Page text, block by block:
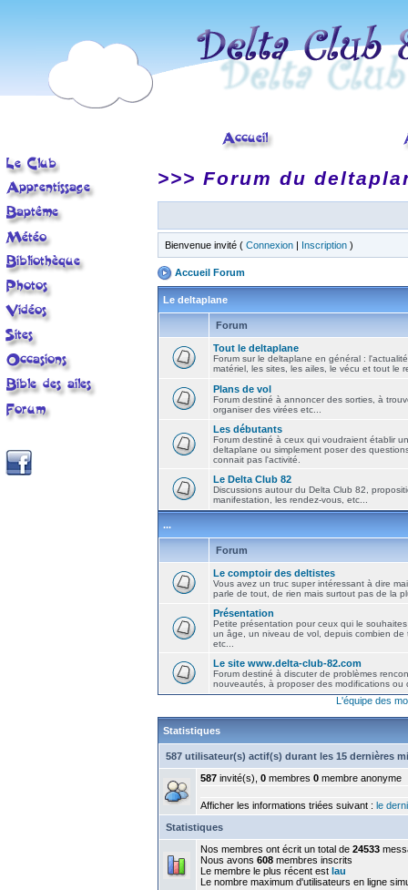
>>> Forum du
Bienvenue invité ( Connexion | Inscription )
Accueil Forum
Le deltaplane
Forum
Tout le deltaplane
Forum sur le deltaplane en général :
matériel, les sites, les ailes, le vécu et tout le
Plans de vol
Forum destiné à annoncer des sorties, à
organiser des virées etc...
Les débutants
Forum destiné à ceux qui voudraient établir
deltaplane ou simplement poser des
connait pas l'activité.
Le Delta Club 82
Discussions autour du Delta Club 82,
manifestation, les rendez-vous, etc...
...
Forum
Le comptoir des deltistes
Vous avez un truc super intéressant à dire
parle de tout, de rien mais surtout pas de la
Présentation
Petite présentation pour ceux qui le
un âge, un niveau de vol, depuis combien de
etc...
Le site www.delta-club-82.com
Forum destiné à discuter de problèmes
nouveautés, à proposer des modifications ou
L'équipe des
Statistiques
587 utilisateur(s) actif(s) durant les 15 dernières
587 invité(s), 0 membres 0 membre anonyme
Afficher les informations triées suivant : le
Statistiques
Nos membres ont écrit un total de 24533
Nous avons 608 membres inscrits
Le membre le plus récent est lau
Le nombre maximum d'utilisateurs en ligne